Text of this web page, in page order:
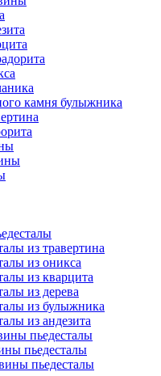
камня булыжника
из травертина
из оникса
из кварцита
из дерева
из булыжника
из андезита
пьедесталы
пьедесталы
пьедесталы